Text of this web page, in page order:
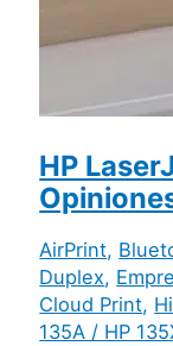
HP
AirPrint,
Duplex,
Cloud Print,
135A / HP